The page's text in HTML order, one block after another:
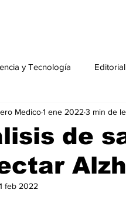
y Tecnología Editorial
Mental Agenda
Actualidad especial
de
Medico1 ene 2022 3 min de
1 feb 2022